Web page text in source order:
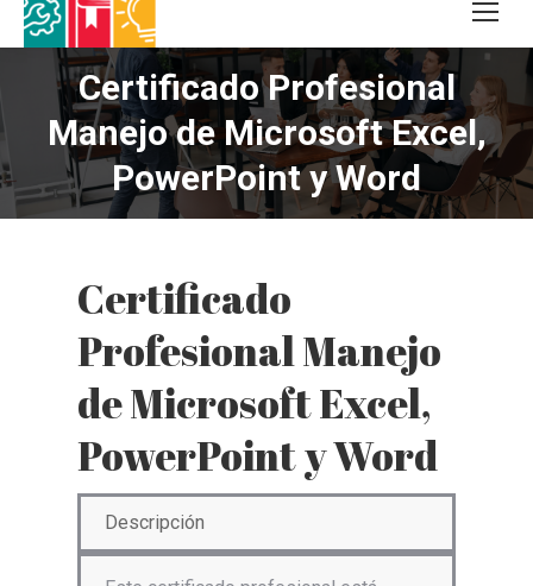
Certificado Profesional
Manejo de Microsoft Excel,
PowerPoint y Word
Certificado
Profesional Manejo
de Microsoft Excel,
PowerPoint y Word
Descripción